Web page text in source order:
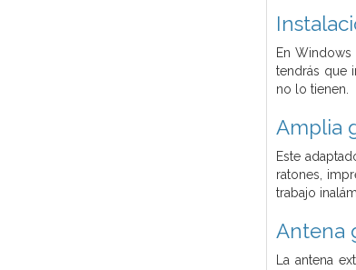
En
tendrás que
no lo tienen.
Amplia
Este
ratones,
trabajo
Antena
La antena